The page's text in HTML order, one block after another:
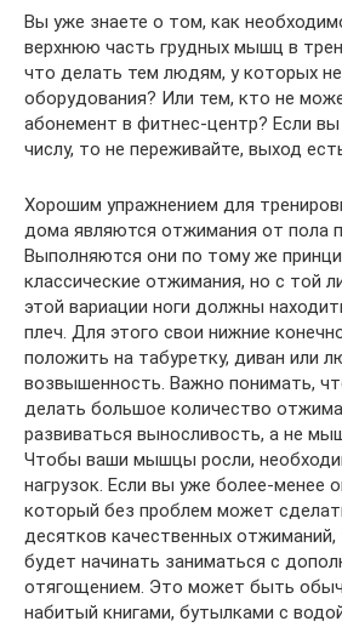
Вы уже знаете о том, как
верхнюю часть грудных мышц в
что делать тем людям, у которых
оборудования? Или тем, кто не
абонемент в фитнес-центр? Если
числу, то не переживайте, выход
Хорошим упражнением для
дома являются отжимания от пола
Выполняются они по тому же
классические отжимания, но с той
этой вариации ноги должны
плеч. Для этого свои нижние
положить на табуретку, диван или
возвышенность. Важно понимать,
делать большое количество
развиваться выносливость, а не
Чтобы ваши мышцы росли,
нагрузок. Если вы уже более-менее
который без проблем может
десятков качественных
будет начинать заниматься с
отягощением. Это может быть
набитый книгами, бутылками с